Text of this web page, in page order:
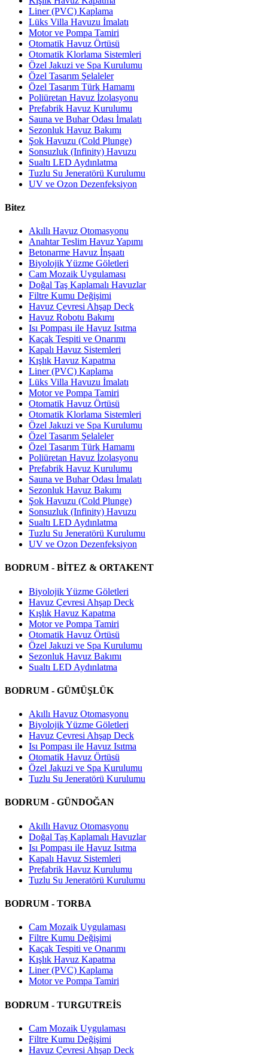
Liner (PVC) Kaplama
Lüks Villa Havuzu İmalatı
Motor ve Pompa Tamiri
Otomatik Havuz Örtüsü
Otomatik Klorlama Sistemleri
Özel Jakuzi ve Spa Kurulumu
Özel Tasarım Şelaleler
Özel Tasarım Türk Hamamı
Poliüretan Havuz İzolasyonu
Prefabrik Havuz Kurulumu
Sauna ve Buhar Odası İmalatı
Sezonluk Havuz Bakımı
Şok Havuzu (Cold Plunge)
Sonsuzluk (Infinity) Havuzu
Sualtı LED Aydınlatma
Tuzlu Su Jeneratörü Kurulumu
UV ve Ozon Dezenfeksiyon
Bitez
Akıllı Havuz Otomasyonu
Anahtar Teslim Havuz Yapımı
Betonarme Havuz İnşaatı
Biyolojik Yüzme Göletleri
Cam Mozaik Uygulaması
Doğal Taş Kaplamalı Havuzlar
Filtre Kumu Değişimi
Havuz Çevresi Ahşap Deck
Havuz Robotu Bakımı
Isı Pompası ile Havuz Isıtma
Kaçak Tespiti ve Onarımı
Kapalı Havuz Sistemleri
Kışlık Havuz Kapatma
Liner (PVC) Kaplama
Lüks Villa Havuzu İmalatı
Motor ve Pompa Tamiri
Otomatik Havuz Örtüsü
Otomatik Klorlama Sistemleri
Özel Jakuzi ve Spa Kurulumu
Özel Tasarım Şelaleler
Özel Tasarım Türk Hamamı
Poliüretan Havuz İzolasyonu
Prefabrik Havuz Kurulumu
Sauna ve Buhar Odası İmalatı
Sezonluk Havuz Bakımı
Şok Havuzu (Cold Plunge)
Sonsuzluk (Infinity) Havuzu
Sualtı LED Aydınlatma
Tuzlu Su Jeneratörü Kurulumu
UV ve Ozon Dezenfeksiyon
BODRUM - BİTEZ & ORTAKENT
Biyolojik Yüzme Göletleri
Havuz Çevresi Ahşap Deck
Kışlık Havuz Kapatma
Motor ve Pompa Tamiri
Otomatik Havuz Örtüsü
Özel Jakuzi ve Spa Kurulumu
Sezonluk Havuz Bakımı
Sualtı LED Aydınlatma
BODRUM - GÜMÜŞLÜK
Akıllı Havuz Otomasyonu
Biyolojik Yüzme Göletleri
Havuz Çevresi Ahşap Deck
Isı Pompası ile Havuz Isıtma
Otomatik Havuz Örtüsü
Özel Jakuzi ve Spa Kurulumu
Tuzlu Su Jeneratörü Kurulumu
BODRUM - GÜNDOĞAN
Akıllı Havuz Otomasyonu
Doğal Taş Kaplamalı Havuzlar
Isı Pompası ile Havuz Isıtma
Kapalı Havuz Sistemleri
Prefabrik Havuz Kurulumu
Tuzlu Su Jeneratörü Kurulumu
BODRUM - TORBA
Cam Mozaik Uygulaması
Filtre Kumu Değişimi
Kaçak Tespiti ve Onarımı
Kışlık Havuz Kapatma
Liner (PVC) Kaplama
Motor ve Pompa Tamiri
BODRUM - TURGUTREİS
Cam Mozaik Uygulaması
Filtre Kumu Değişimi
Havuz Çevresi Ahşap Deck